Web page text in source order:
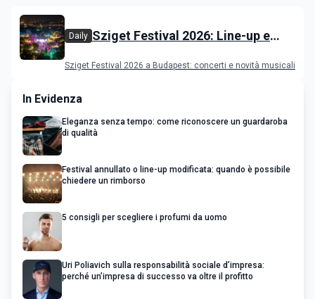
Daily Sziget Festival 2026: Line-up e
Sziget Festival 2026 a Budapest: concerti e novità musicali
In Evidenza
Eleganza senza tempo: come riconoscere un guardaroba
di qualità
Festival annullato o line-up modificata: quando è possibile
chiedere un rimborso
5 consigli per scegliere i profumi da uomo
Uri Poliavich sulla responsabilità sociale d’impresa:
perché un’impresa di successo va oltre il profitto